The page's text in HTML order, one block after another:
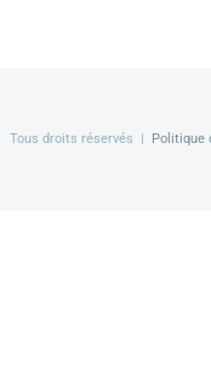
droits réservés | Politique